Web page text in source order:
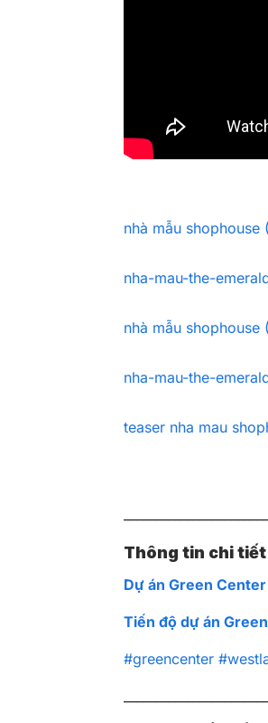
nhà mẫu shophouse
nha-mau-the-
nhà mẫu shophouse
nha-mau-the-
teaser nha mau
Thông tin chi tiết
Dự án Green
Tiến độ dự án
#greencenter